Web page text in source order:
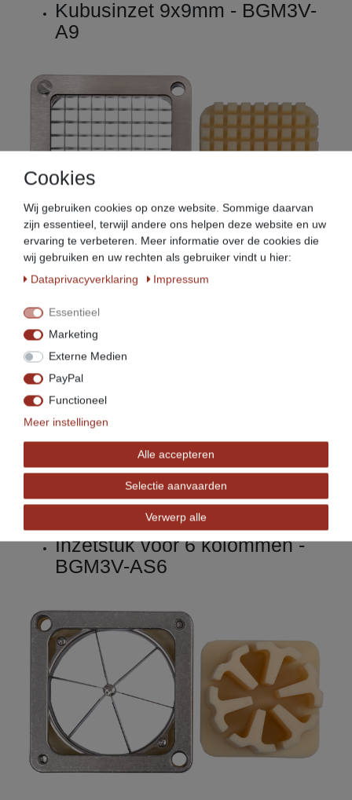
Kubusinzet 9x9mm - BGM3V-
A9
Kubusinzet 13x13mm -
Inzetstuk voor 6 kolommen -
BGM3V-AS6
Cookies
Wij gebruiken cookies op onze website. Sommige daarvan
zijn essentieel, terwijl andere ons helpen deze website en uw
ervaring te verbeteren. Meer informatie over de cookies die
wij gebruiken en uw rechten als gebruiker vindt u hier:
Data­privacy­verklaring
Impressum
Essentieel
Marketing
Externe Medien
PayPal
Functioneel
Meer instellingen
Alle accepteren
Selectie aanvaarden
Verwerp alle